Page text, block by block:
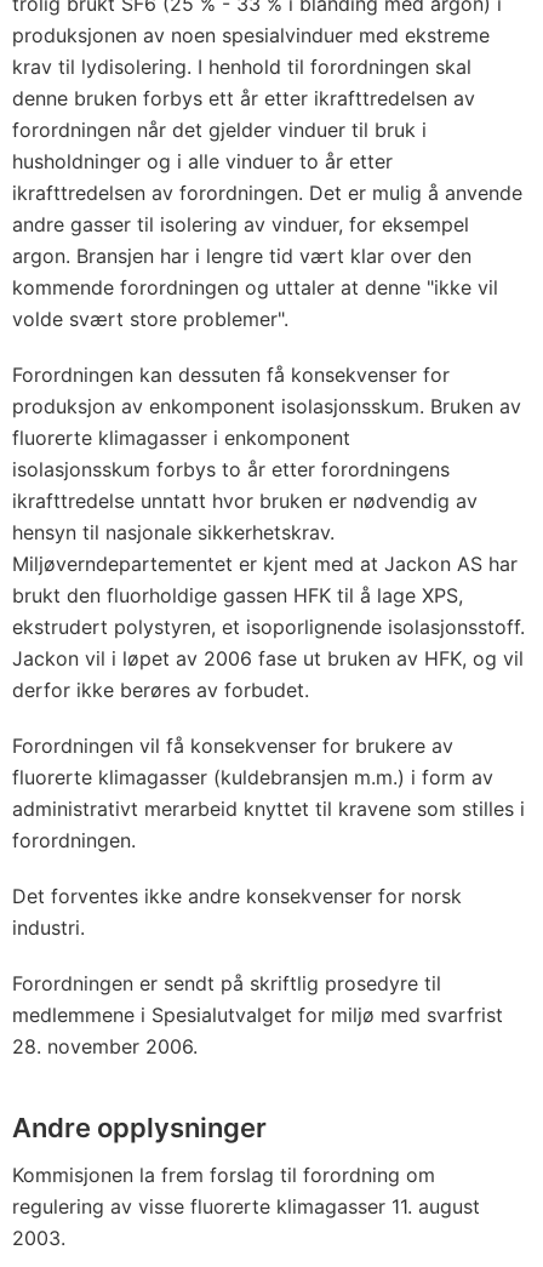
produksjonen av noen spesialvinduer med ekstreme
krav til lydisolering. I henhold til forordningen skal
denne bruken forbys ett år etter ikrafttredelsen av
forordningen når det gjelder vinduer til bruk i
husholdninger og i alle vinduer to år etter
ikrafttredelsen av forordningen. Det er mulig å anvende
andre gasser til isolering av vinduer, for eksempel
argon. Bransjen har i lengre tid vært klar over den
kommende forordningen og uttaler at denne "ikke vil
volde svært store problemer".
Forordningen kan dessuten få konsekvenser for
produksjon av enkomponent isolasjonsskum. Bruken av
fluorerte klimagasser i enkomponent
isolasjonsskum forbys to år etter forordningens
ikrafttredelse unntatt hvor bruken er nødvendig av
hensyn til nasjonale sikkerhetskrav.
Miljøverndepartementet er kjent med at Jackon AS har
brukt den fluorholdige gassen HFK til å lage XPS,
ekstrudert polystyren, et isoporlignende isolasjonsstoff.
Jackon vil i løpet av 2006 fase ut bruken av HFK, og vil
derfor ikke berøres av forbudet.
Forordningen vil få konsekvenser for brukere av
fluorerte klimagasser (kuldebransjen m.m.) i form av
administrativt merarbeid knyttet til kravene som stilles i
forordningen.
Det forventes ikke andre konsekvenser for norsk
industri.
Forordningen er sendt på skriftlig prosedyre til
medlemmene i Spesialutvalget for miljø med svarfrist
28. november 2006.
Andre opplysninger
Kommisjonen la frem forslag til forordning om
regulering av visse fluorerte klimagasser 11. august
2003.